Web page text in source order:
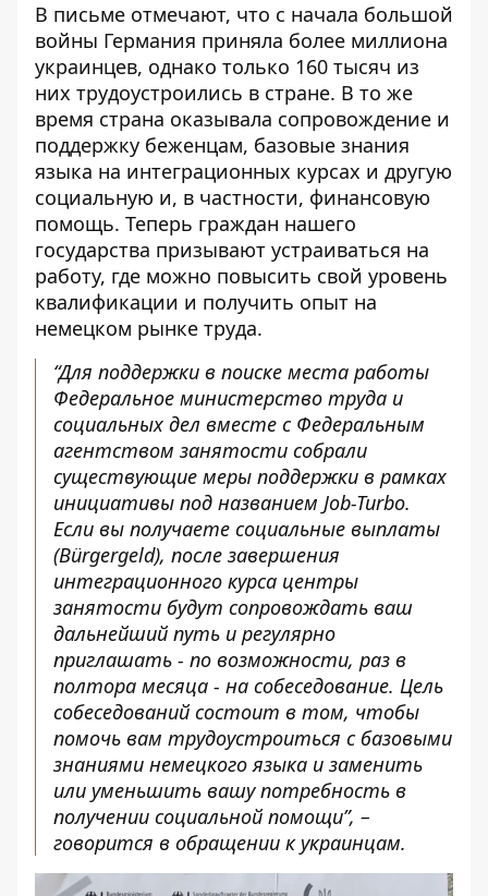
В письме отмечают, что с начала большой
войны Германия приняла более миллиона
украинцев, однако только 160 тысяч из
них трудоустроились в стране. В то же
время страна оказывала сопровождение и
поддержку беженцам, базовые знания
языка на интеграционных курсах и другую
социальную и, в частности, финансовую
помощь. Теперь граждан нашего
государства призывают устраиваться на
работу, где можно повысить свой уровень
квалификации и получить опыт на
немецком рынке труда.
“Для поддержки в поиске места работы
Федеральное министерство труда и
социальных дел вместе с Федеральным
агентством занятости собрали
существующие меры поддержки в рамках
инициативы под названием Job-Turbo.
Если вы получаете социальные выплаты
(Bürgergeld), после завершения
интеграционного курса центры
занятости будут сопровождать ваш
дальнейший путь и регулярно
приглашать - по возможности, раз в
полтора месяца - на собеседование. Цель
собеседований состоит в том, чтобы
помочь вам трудоустроиться с базовыми
знаниями немецкого языка и заменить
или уменьшить вашу потребность в
получении социальной помощи”, –
говорится в обращении к украинцам.